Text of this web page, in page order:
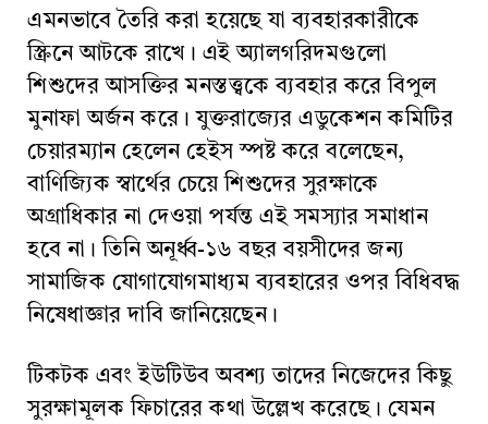
এমনভাবে তৈরি করা হয়েছে যা ব্যবহারকারীকে
স্ক্রিনে আটকে রাখে। এই অ্যালগরিদমগুলো
শিশুদের আসক্তির মনস্তত্ত্বকে ব্যবহার করে বিপুল
মুনাফা অর্জন করে। যুক্তরাজ্যের এডুকেশন কমিটির
চেয়ারম্যান হেলেন হেইস স্পষ্ট করে বলেছেন,
বাণিজ্যিক স্বার্থের চেয়ে শিশুদের সুরক্ষাকে
অগ্রাধিকার না দেওয়া পর্যন্ত এই সমস্যার সমাধান
হবে না। তিনি অনূর্ধ্ব-১৬ বছর বয়সীদের জন্য
সামাজিক যোগাযোগমাধ্যম ব্যবহারের ওপর বিধিবদ্ধ
নিষেধাজ্ঞার দাবি জানিয়েছেন।
টিকটক এবং ইউটিউব অবশ্য তাদের নিজেদের কিছু
সুরক্ষামূলক ফিচারের কথা উল্লেখ করেছে। যেমন